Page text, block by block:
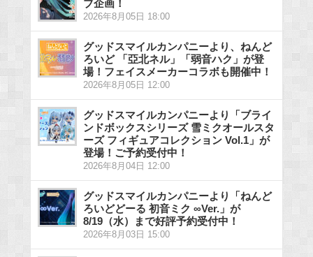
ブ企画！
2026年8月05日 18:00
グッドスマイルカンパニーより、ねんど
ろいど 「亞北ネル」「弱音ハク」が登
場！フェイスメーカーコラボも開催中！
2026年8月05日 12:00
グッドスマイルカンパニーより「ブライ
ンドボックスシリーズ 雪ミクオールスタ
ーズ フィギュアコレクション Vol.1」が
登場！ご予約受付中！
2026年8月04日 12:00
グッドスマイルカンパニーより「ねんど
ろいどどーる 初音ミク ∞Ver.」が
8/19（水）まで好評予約受付中！
2026年8月03日 15:00